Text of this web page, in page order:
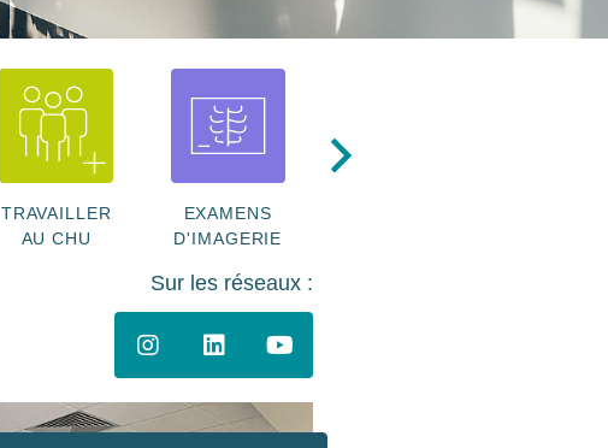
TRAVAILLER
AU CHU
EXAMENS
D'IMAGERIE
Sur les réseaux :